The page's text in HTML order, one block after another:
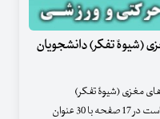
(شیوۀ تفکر) دانشجویان
مغزی (شیوۀ تفکر)
دانشجویان ورزشکار و غیرورزشکار " مقاله ای است در 17 صفحه با 30 عنوان